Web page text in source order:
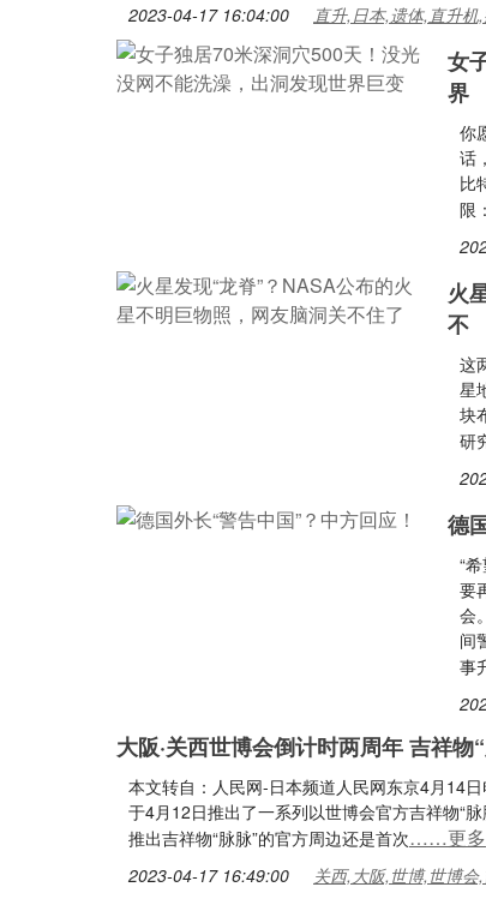
2023-04-17 16:04:00 直升,日本,遗体,直升机
女
界
你
话
比
限
火
不
这
星
块
研
德
“
要
会
间
事
大阪·关西世博会倒计时两周年 吉祥物
本文转自：人民网-日本频道人民网东京4月14
于4月12日推出了一系列以世博会官方吉祥物“
推出吉祥物“脉脉”的官方周边还是首次……更多
2023-04-17 16:49:00 关西,大阪,世博,世博会